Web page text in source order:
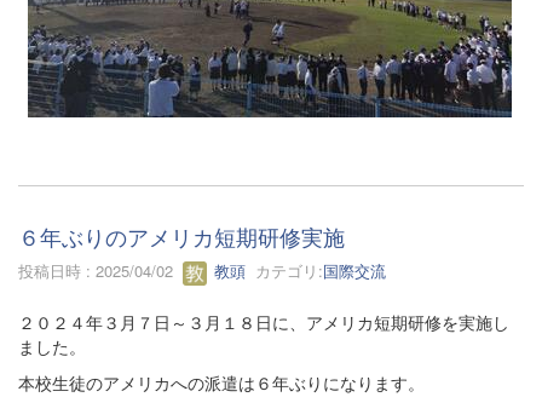
６年ぶりのアメリカ短期研修実施
投稿日時 : 2025/04/02 教頭 カテゴリ:国際交流
２０２４年３月７日～３月１８日に、アメリカ短期研修を実施し
ました。
本校生徒のアメリカへの派遣は６年ぶりになります。